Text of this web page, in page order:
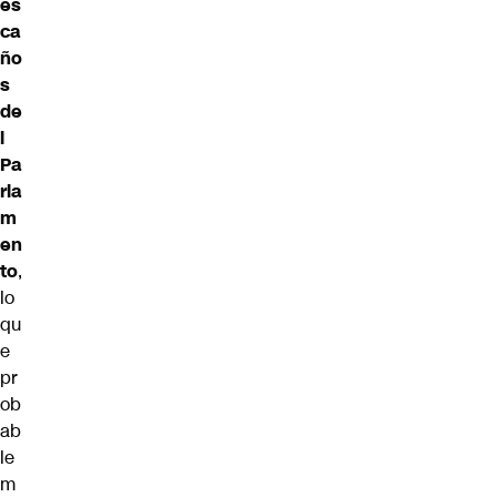
ca
ño
s
de
l
Pa
rla
m
en
to,
lo
qu
e
pr
ob
ab
le
m